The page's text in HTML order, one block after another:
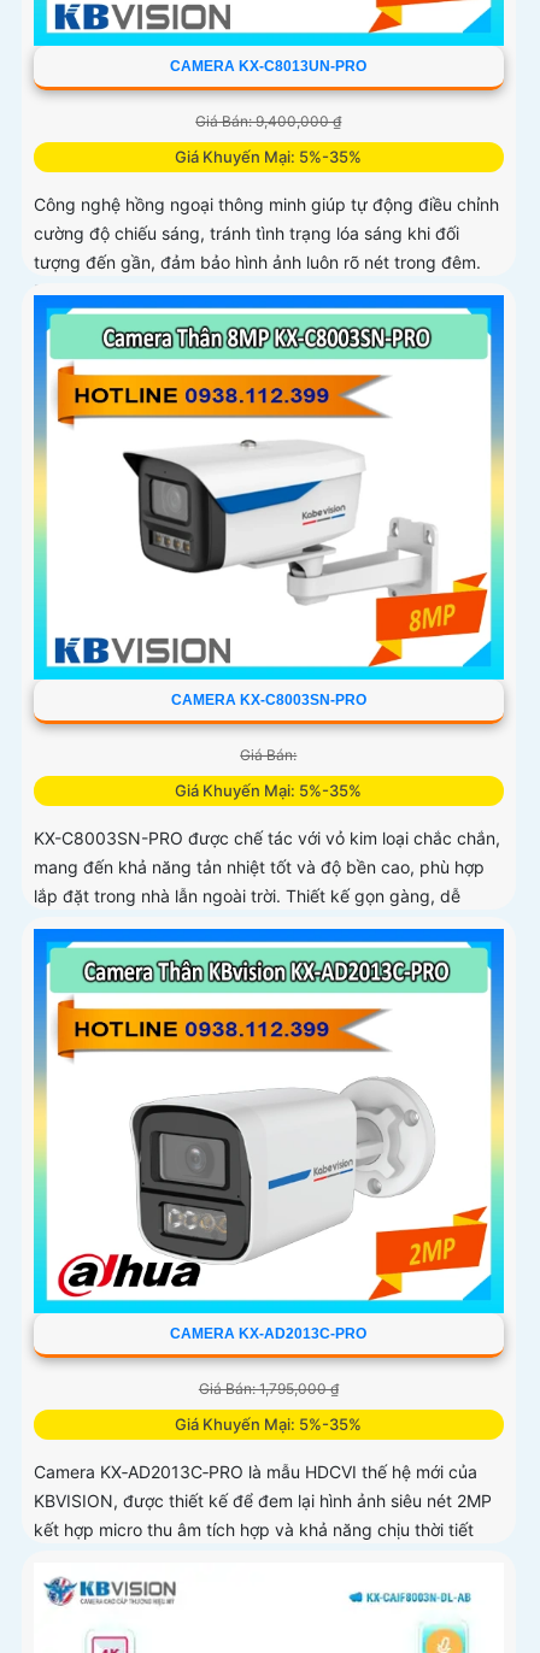
CAMERA KX-C8013UN-PRO
Giá Bán: 9,400,000 ₫
Giá Khuyến Mại: 5%-35%
Công nghệ hồng ngoại thông minh giúp tự động điều chỉnh
cường độ chiếu sáng, tránh tình trạng lóa sáng khi đối
tượng đến gần, đảm bảo hình ảnh luôn rõ nét trong đêm.
Bên cạnh đó, công nghệ giảm nhiễu 3DNR và chống ngược
sáng DWDR giúp camera tái tạo màu sắc chính xác và rõ
ràng trong mọi điều kiện ánh sáng phức tạp như ngược
sáng mạnh hay thiếu sáng
CAMERA KX-C8003SN-PRO
Giá Bán:
Giá Khuyến Mại: 5%-35%
KX-C8003SN-PRO được chế tác với vỏ kim loại chắc chắn,
mang đến khả năng tản nhiệt tốt và độ bền cao, phù hợp
lắp đặt trong nhà lẫn ngoài trời. Thiết kế gọn gàng, dễ
dàng thi công, tiết kiệm thời gian và chi phí cho người dùng
CAMERA KX-AD2013C-PRO
Giá Bán: 1,795,000 ₫
Giá Khuyến Mại: 5%-35%
Camera KX‑AD2013C‑PRO là mẫu HDCVI thế hệ mới của
KBVISION, được thiết kế để đem lại hình ảnh siêu nét 2MP
kết hợp micro thu âm tích hợp và khả năng chịu thời tiết
đình, cửa hàng, nhà kho, xưởng sản xuất… hoạt động bền